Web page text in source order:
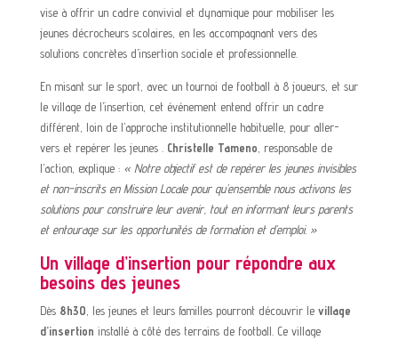
vise à offrir un cadre convivial et dynamique pour mobiliser les
jeunes décrocheurs scolaires, en les accompagnant vers des
solutions concrètes d’insertion sociale et professionnelle.
En misant sur le sport, avec un tournoi de football à 8 joueurs, et sur
le village de l’insertion, cet événement entend offrir un cadre
différent, loin de l’approche institutionnelle habituelle, pour aller-
vers et repérer les jeunes . Christelle Tameno , responsable de
l’action, explique : « Notre objectif est de repérer les jeunes invisibles
et non-inscrits en Mission Locale pour qu’ensemble nous activons les
solutions pour construire leur avenir, tout en informant leurs parents
et entourage sur les opportunités de formation et d’emploi. »
Un village d’insertion pour répondre aux
besoins des jeunes
Dès 8h30 , les jeunes et leurs familles pourront découvrir le village
d’insertion installé à côté des terrains de football. Ce village